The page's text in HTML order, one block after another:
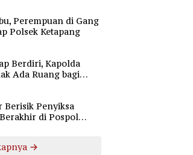
Perempuan di Gang
Polsek Ketapang
Berdiri, Kapolda
Ada Ruang bagi
Berisik Penyiksa
di Pospol